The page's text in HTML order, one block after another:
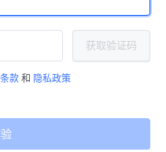
获取验证码
款 和 隐私政策